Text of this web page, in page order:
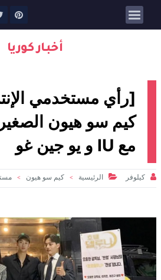
أخبار كوريا
[رأي مستخدمي
كيم سو هيون
مع IU و يو جين غو
 كيلوفر  الرئيسية > كيم سو هيون >